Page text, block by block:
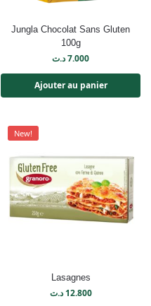
Jungla Chocolat Sans Gluten
100g
7.000د.ت
Ajouter au panier
New!
Lasagnes
12.800 د.ت